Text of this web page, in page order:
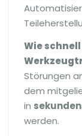
Wie
Störungen
dem
in
werden.